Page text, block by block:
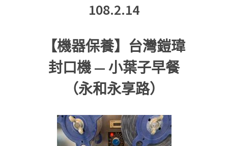
108.2.14
【機器保養】台灣鎧瑋
封口機 — 小葉子早餐
（永和永享路）